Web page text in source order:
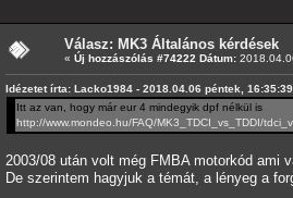
Válasz: MK3 Általános kérdések
« Új hozzászólás #74222 Dátum:
Idézetet írta: Lacko1984 - 2018.04.06 péntek, 16:35:39
Itt az van, hogy már eur 4 mindegyik dpf nélkül is
http://www.mondeo.hu/FAQ/MK3_TDCI_vs_TDDI/
2003/08 után volt még FMBA motorkód ami
De szerintem hagyjuk a témát, a lényeg a